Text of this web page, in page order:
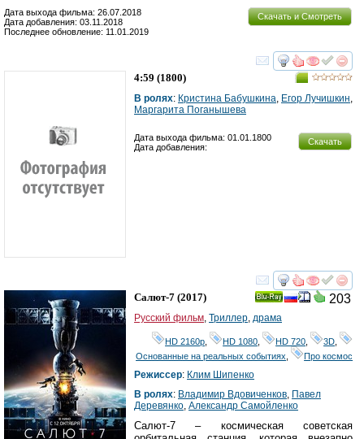
Скачать и Смотреть
Дата выхода фильма: 26.07.2018
Дата добавления: 03.11.2018
Последнее обновление: 11.01.2019
смотреть
4:59 (1800)
В ролях: Кристина Бабушкина, Егор Лучишкин,
Маргарита Поганышева
Скачать
Дата выхода фильма: 01.01.1800
Дата добавления:
смотреть
203
Салют-7 (2017)
Русский фильм, Триллер, драма
HD 2160р HD 1080 HD 720 3D
Основанные на реальных событиях
Про космос
Режиссер: Клим Шипенко
В ролях: Владимир Вдовиченков, Павел
Деревянко, Александр Самойленко
Салют-7 – космическая советская